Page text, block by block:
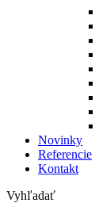
Novinky
Referencie
Kontakt
Vyhľadať